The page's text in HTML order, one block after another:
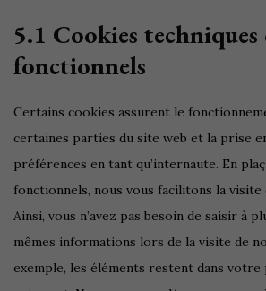
5.1 Cookies techniques
fonctionnels
Certains cookies assurent le
certaines parties du site web et la prise
préférences en tant qu’internaute. En
fonctionnels, nous vous facilitons la
Ainsi, vous n’avez pas besoin de saisir à
mêmes informations lors de la visite de
exemple, les éléments restent dans votre